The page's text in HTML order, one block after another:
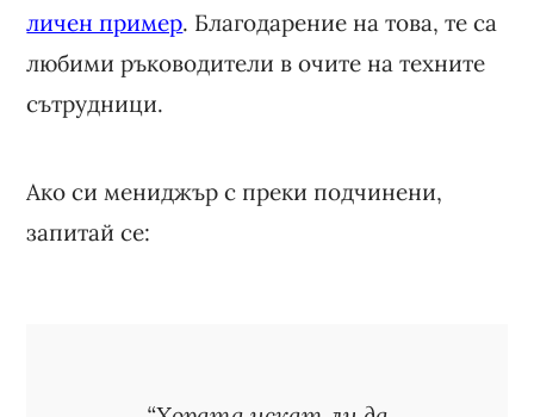
личен пример. Благодарение на това, те са
любими ръководители в очите на техните
сътрудници.
Ако си мениджър с преки подчинени,
запитай се: